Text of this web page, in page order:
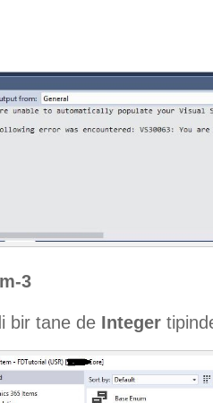
3
bir tane de Integer